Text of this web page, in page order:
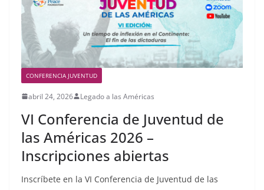
CONFERENCIA JUVENTUD
abril 24, 2026 Legado a las Américas
VI Conferencia de Juventud de
las Américas 2026 –
Inscripciones abiertas
Inscríbete en la VI Conferencia de Juventud de las